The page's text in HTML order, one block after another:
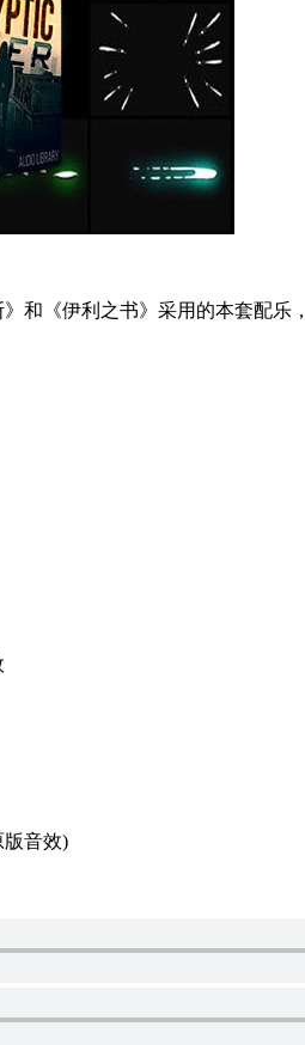
和《伊利之书》采用的本套配
版音效)